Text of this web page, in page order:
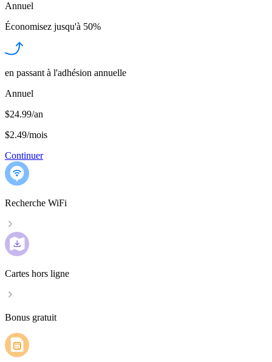
Annuel
Économisez jusqu'à 50%
en passant à l'adhésion annuelle
Annuel
$24.99/an
$2.49/mois
Continuer
Recherche WiFi
Cartes hors ligne
Bonus gratuit